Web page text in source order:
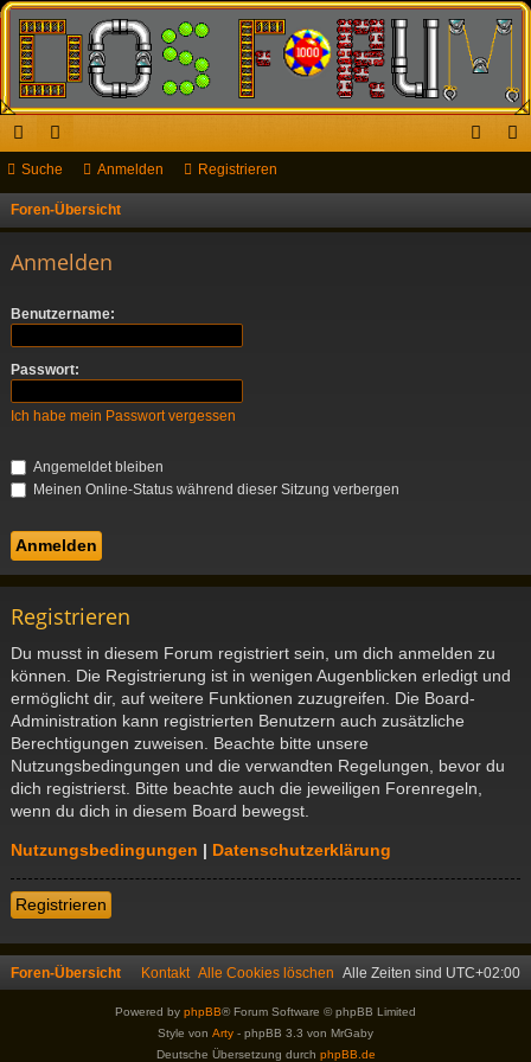
ch
ne
riff
or
en
Suche Anmelden Registrieren
Foren-Übersicht
Anmelden
Benutzername:
Passwort:
Ich habe mein Passwort vergessen
Angemeldet bleiben
Meinen Online-Status während dieser Sitzung verbergen
Registrieren
Du musst in diesem Forum registriert sein, um dich anmelden zu
können. Die Registrierung ist in wenigen Augenblicken erledigt und
ermöglicht dir, auf weitere Funktionen zuzugreifen. Die Board-
Administration kann registrierten Benutzern auch zusätzliche
Berechtigungen zuweisen. Beachte bitte unsere
Nutzungsbedingungen und die verwandten Regelungen, bevor du
dich registrierst. Bitte beachte auch die jeweiligen Forenregeln,
wenn du dich in diesem Board bewegst.
Nutzungsbedingungen | Datenschutzerklärung
Registrieren
Foren-Übersicht Alle Zeiten sind UTC+02:00
Alle Cookies löschen
Kontakt
Powered by phpBB® Forum Software © phpBB Limited
Style von Arty - phpBB 3.3 von MrGaby
Deutsche Übersetzung durch phpBB.de